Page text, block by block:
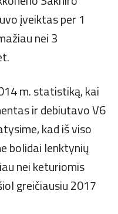
įveiktas per 1
nei 3
m. statistiką, kai
ir debiutavo V6
kad iš viso
bolidai lenktynių
nei keturiomis
greičiausiu 2017